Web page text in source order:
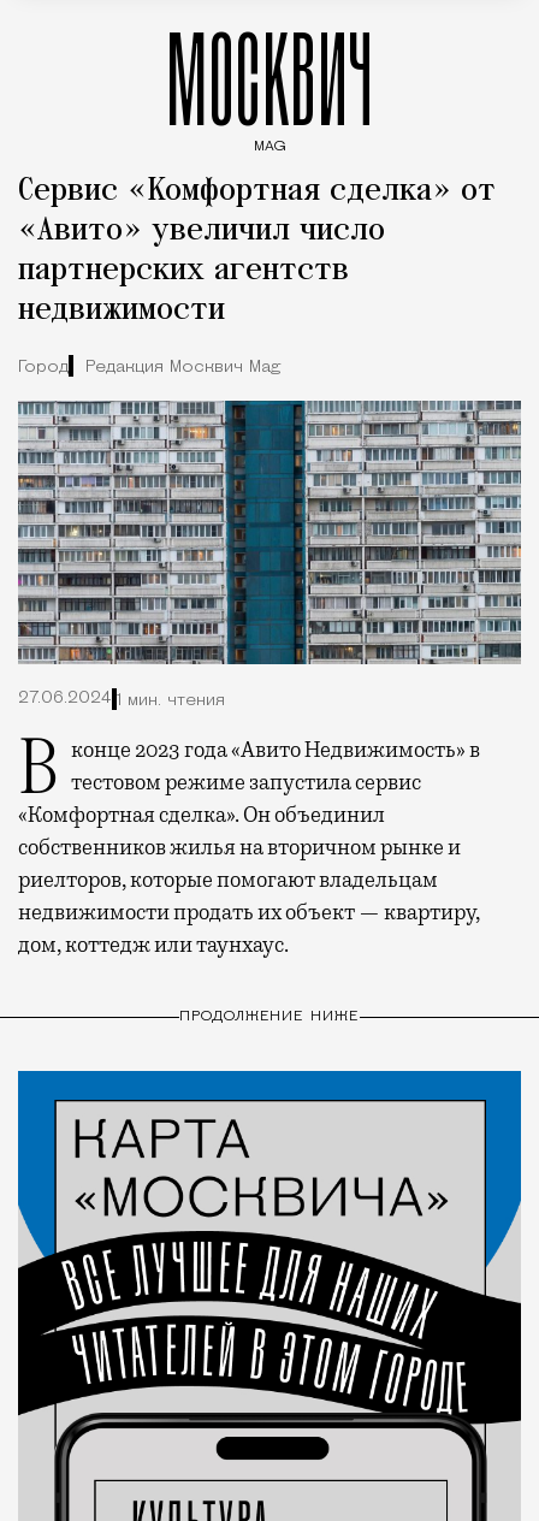
МОСКВИЧ
MAG
Сервис «Комфортная сделка» от
«Авито» увеличил число
партнерских агентств
недвижимости
Город Редакция Москвич Mag
27.06.2024 1 мин. чтения
В конце 2023 года «Авито Недвижимость» в тестовом режиме запустила сервис
«Комфортная сделка». Он объединил
собственников жилья на вторичном рынке и
риелторов, которые помогают владельцам
недвижимости продать их объект — квартиру,
дом, коттедж или таунхаус.
ПРОДОЛЖЕНИЕ НИЖЕ